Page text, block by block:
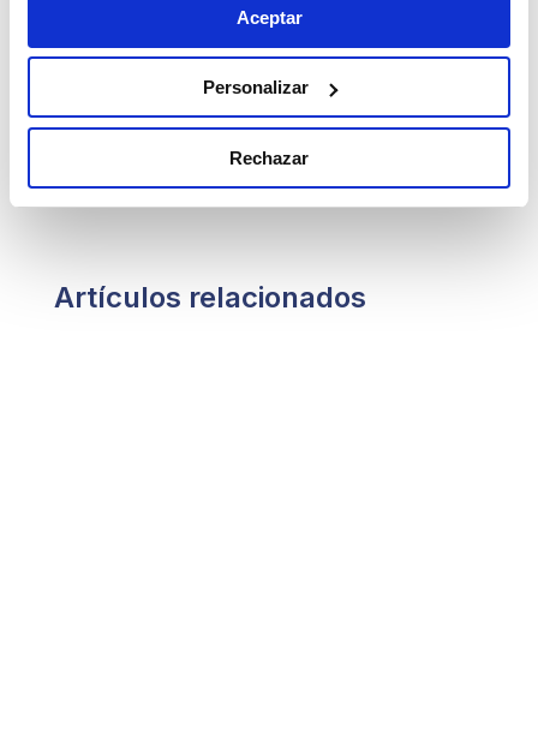
Aceptar
Personalizar
Rechazar
en las implicaciones y consecuencias del avance
Artículos relacionados